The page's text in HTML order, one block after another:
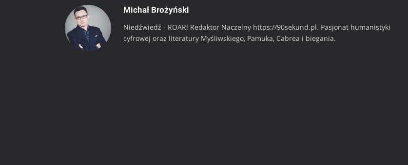
Michał Brożyński
Niedźwiedź - ROAR! Redaktor Naczelny https://90sekund.pl. Pasjonat humanistyki
cyfrowej oraz literatury Myśliwskiego, Pamuka, Cabrea i biegania.